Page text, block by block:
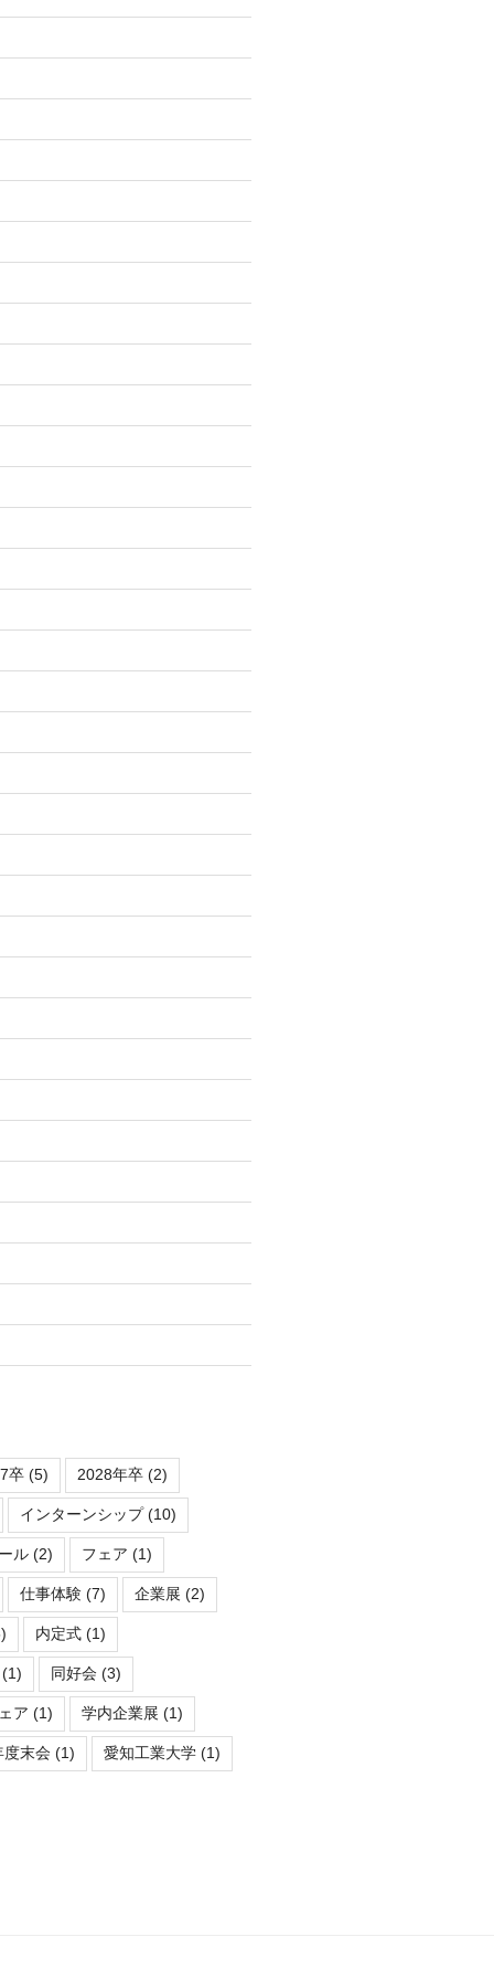
卒(5) 2028年卒(2)
インターンシップ(10)
ル(2) フェア (1)
仕事体験(7) 企業展 (2)
内定式(1)
同好会(3)
ア (1) 学内企業展 (1)
度末会(1) 愛知工業大学(1)